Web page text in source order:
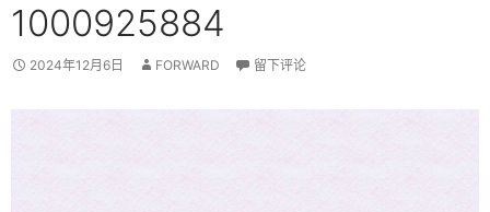
1000925884
2024年12月6日 FORWARD 留下评论